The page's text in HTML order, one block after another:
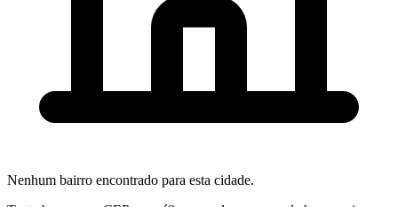
Nenhum bairro encontrado para esta cidade.